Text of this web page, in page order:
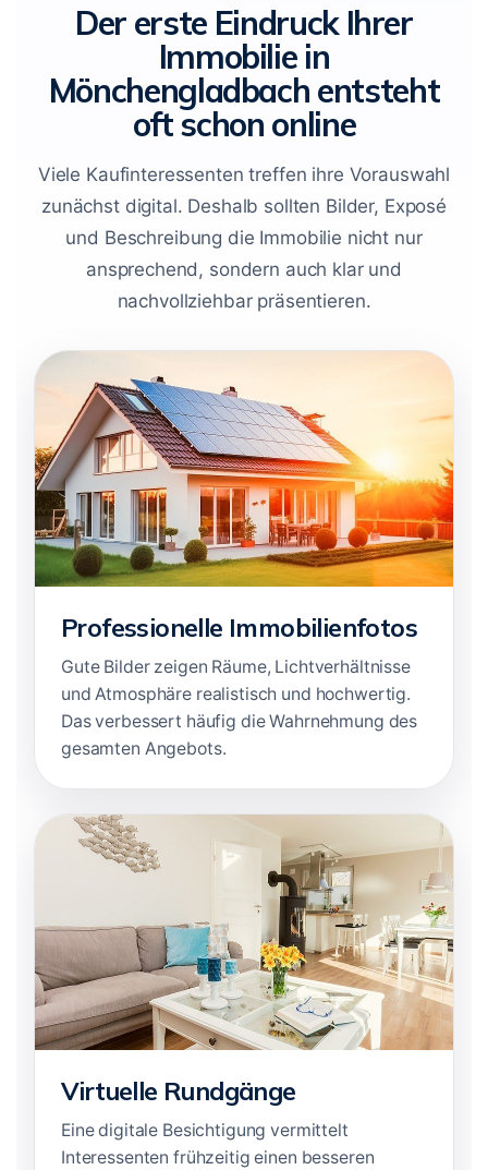
Der erste Eindruck Ihrer
Immobilie in
Mönchengladbach entsteht
oft schon online
Viele Kaufinteressenten treffen ihre Vorauswahl
zunächst digital. Deshalb sollten Bilder, Exposé
und Beschreibung die Immobilie nicht nur
ansprechend, sondern auch klar und
nachvollziehbar präsentieren.
Professionelle Immobilienfotos
Gute Bilder zeigen Räume, Lichtverhältnisse
und Atmosphäre realistisch und hochwertig.
Das verbessert häufig die Wahrnehmung des
gesamten Angebots.
Virtuelle Rundgänge
Eine digitale Besichtigung vermittelt
Interessenten frühzeitig einen besseren